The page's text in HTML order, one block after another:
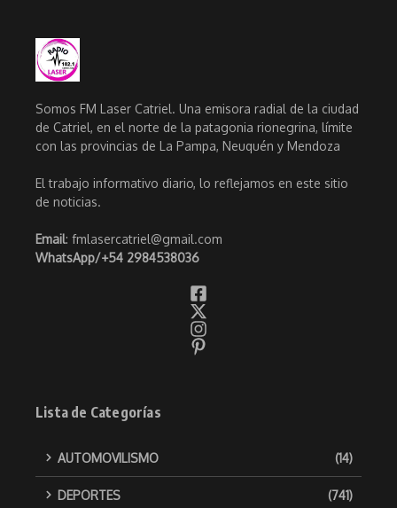
Somos FM Laser Catriel. Una emisora radial de la ciudad
de Catriel, en el norte de la patagonia rionegrina, límite
con las provincias de La Pampa, Neuquén y Mendoza
El trabajo informativo diario, lo reflejamos en este sitio
de noticias.
Email: fmlasercatriel@gmail.com
WhatsApp/+54 2984538036
Lista de Categorías
AUTOMOVILISMO (14)
DEPORTES (741)